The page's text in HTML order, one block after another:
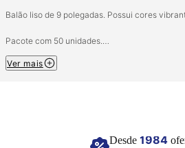
Balão liso de 9 polegadas. Possui cores
Pacote com 50 unidades.
Tamanho: 9 polegadas (22,8cm).
Composição: Látex.
Ver mais
Desde 1984